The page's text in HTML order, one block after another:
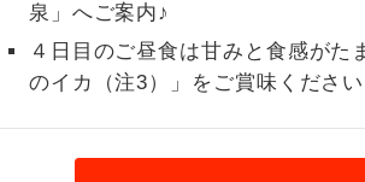
泉」へご案内♪
４日目のご昼食は甘みと食感がた
のイカ（注3）」をご賞味ください
2名様催行
す。
加限定